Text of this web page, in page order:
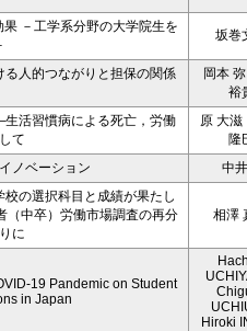
－工学系分野の大学院生を
坂巻
る人的つながりと担保の関係
岡本
裕
活習慣病による死亡，労働
て
原 大滋
隆
ノベーション
中
の選択科目と成績が果たし
中卒）労働市場調査の再分
に
相澤
19 Pandemic on Student
in Japan
Hiroki